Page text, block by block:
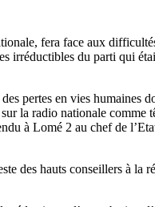
fera face aux
irréductibles du parti qui
pertes en vies humaines
la radio nationale comme
à Lomé 2 au chef de
des hauts conseillers à la